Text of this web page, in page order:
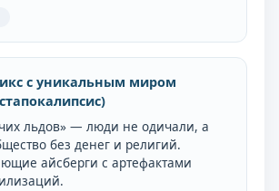
с уникальным миром
льдов» — люди не одичали, а
без денег и религий.
айсберги с артефактами